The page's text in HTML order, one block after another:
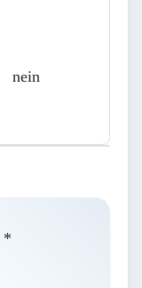
nein
*